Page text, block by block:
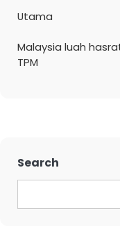
Utama
Malaysia luah
TPM
Search